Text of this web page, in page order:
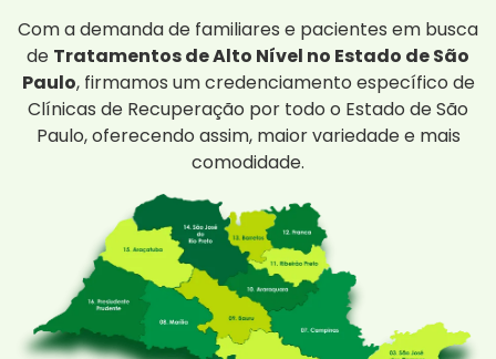
Com a demanda de familiares e pacientes em busca
de Tratamentos de Alto Nível no Estado de São
Paulo, firmamos um credenciamento específico de
Clínicas de Recuperação por todo o Estado de São
Paulo, oferecendo assim, maior variedade e mais
comodidade.